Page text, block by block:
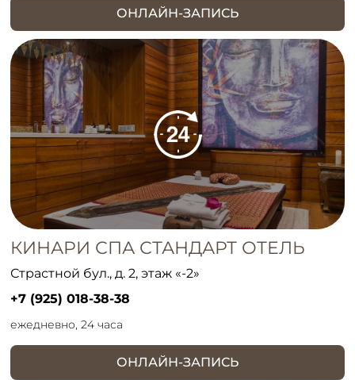
ОНЛАЙН-ЗАПИСЬ
КИНАРИ СПА СТАНДАРТ ОТЕЛЬ
Страстной бул., д. 2, этаж «-2»
+7 (925) 018-38-38
ежедневно, 24 часа
ОНЛАЙН-ЗАПИСЬ